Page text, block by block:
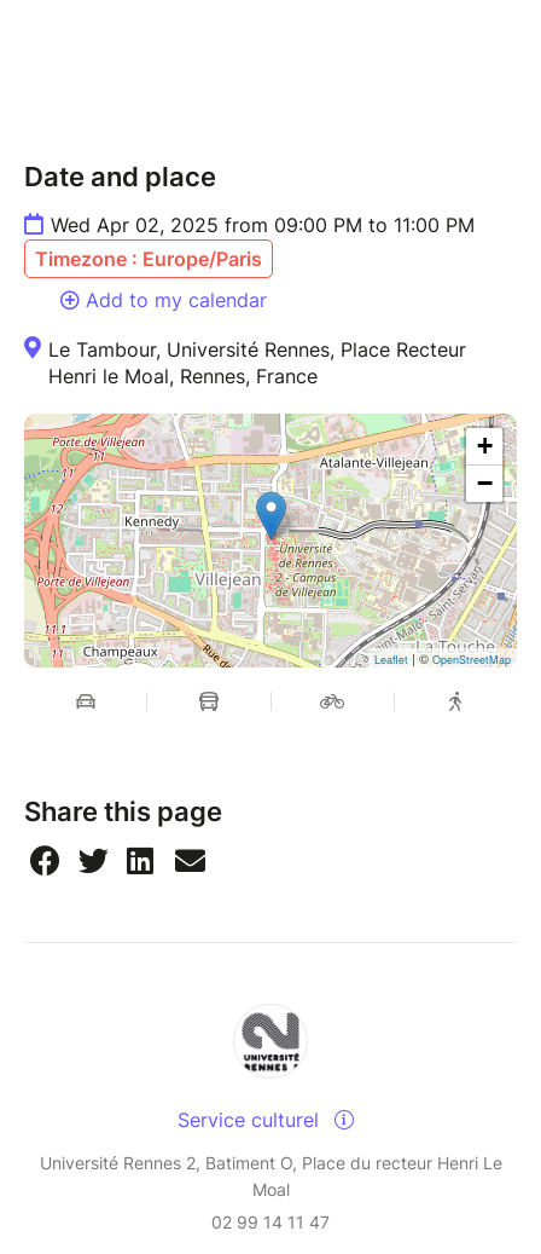
Date and place
Wed Apr 02, 2025 from 09:00 PM to 11:00 PM
Timezone : Europe/Paris
Add to my calendar
Le Tambour, Université Rennes, Place Recteur
Henri le Moal, Rennes, France
+
−
Leaflet | ©OpenStreetMap
Share this page
Service culturel
Université Rennes 2, Batiment O, Place du recteur Henri Le
Moal
02 99 14 11 47